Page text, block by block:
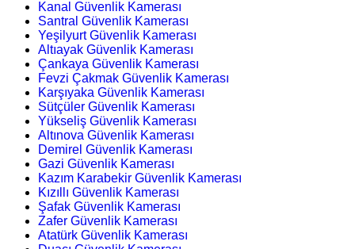
Kanal Güvenlik Kamerası
Santral Güvenlik Kamerası
Yeşilyurt Güvenlik Kamerası
Altıayak Güvenlik Kamerası
Çankaya Güvenlik Kamerası
Fevzi Çakmak Güvenlik Kamerası
Karşıyaka Güvenlik Kamerası
Sütçüler Güvenlik Kamerası
Yükseliş Güvenlik Kamerası
Altınova Güvenlik Kamerası
Demirel Güvenlik Kamerası
Gazi Güvenlik Kamerası
Kazım Karabekir Güvenlik Kamerası
Kızıllı Güvenlik Kamerası
Şafak Güvenlik Kamerası
Zafer Güvenlik Kamerası
Atatürk Güvenlik Kamerası